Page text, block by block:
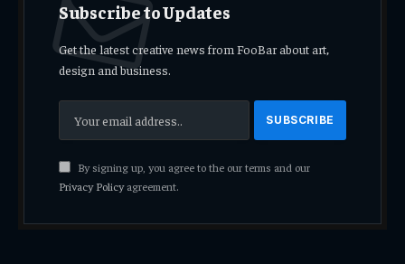
Subscribe to Updates
Get the latest creative news from FooBar about art,
design and business.
By signing up, you agree to the our terms and our
Privacy Policyagreement.